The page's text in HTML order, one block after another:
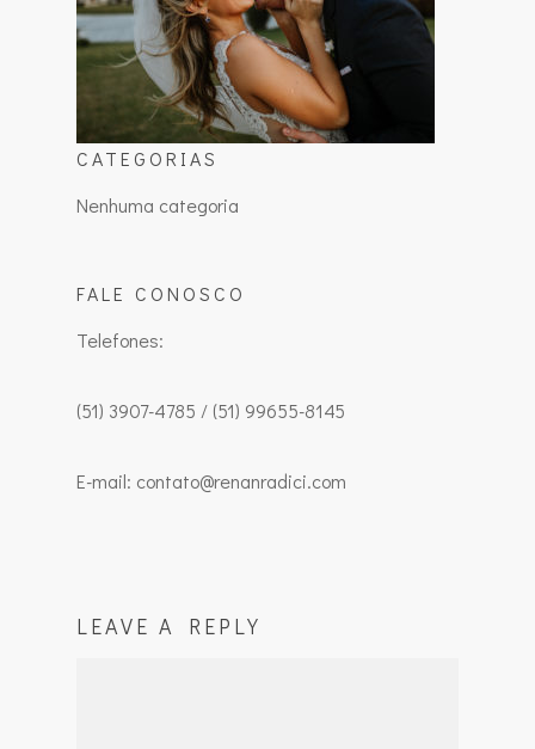
CATEGORIAS
Nenhuma categoria
FALE CONOSCO
Telefones:
(51) 3907-4785 / (51) 99655-8145
E-mail: contato@renanradici.com
LEAVE A REPLY